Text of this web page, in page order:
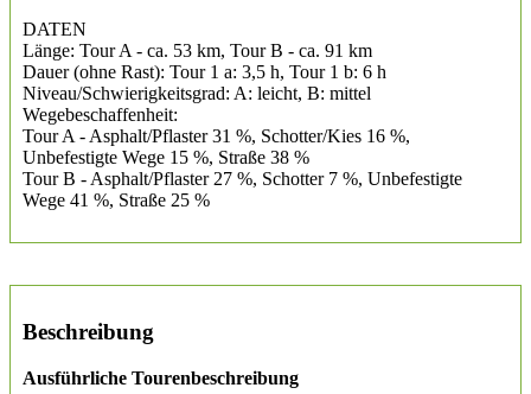
DATEN
Länge: Tour A - ca. 53 km, Tour B - ca. 91 km
Dauer (ohne Rast): Tour 1 a: 3,5 h, Tour 1 b: 6 h
Niveau/Schwierigkeitsgrad: A: leicht, B: mittel
Wegebeschaffenheit:
Tour A - Asphalt/Pflaster 31 %, Schotter/Kies 16 %,
Unbefestigte Wege 15 %, Straße 38 %
Tour B - Asphalt/Pflaster 27 %, Schotter 7 %, Unbefestigte
Wege 41 %, Straße 25 %
Beschreibung
Ausführliche Tourenbeschreibung